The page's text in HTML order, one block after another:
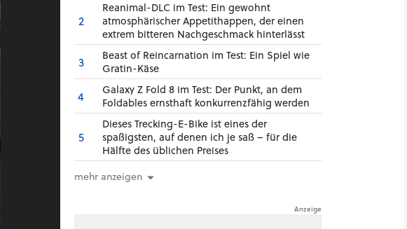
2
Reanimal-DLC im Test: Ein gewohnt
atmosphärischer Appetithappen, der einen
extrem bitteren Nachgeschmack hinterlässt
3
Beast of Reincarnation im Test: Ein Spiel wie
Gratin-Käse
4
Galaxy Z Fold 8 im Test: Der Punkt, an dem
Foldables ernsthaft konkurrenzfähig werden
5
Dieses Trecking-E-Bike ist eines der
spaßigsten, auf denen ich je saß – für die
Hälfte des üblichen Preises
mehr anzeigen